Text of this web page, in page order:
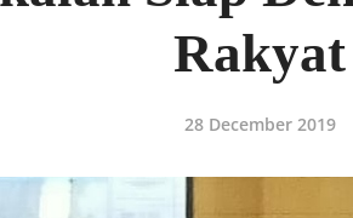
Rakyat
28 December 2019